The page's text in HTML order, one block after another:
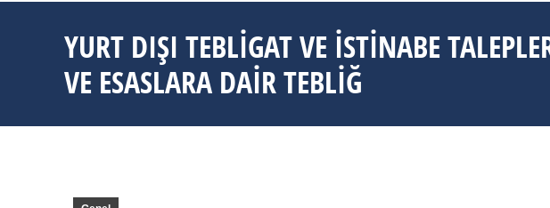
YURT DIŞI TEBLIGAT VE İSTINABE
VE ESASLARA DAIR TEBLIĞ